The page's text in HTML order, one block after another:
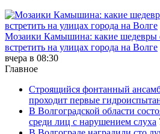
Мозаики Камышина: какие шедевры
встретить на улицах города на Волге
вчера в 08:30
Главное
Строящийся фонтанный
проходит первые
В Волгоградской области
среди лиц с нарушением слуха